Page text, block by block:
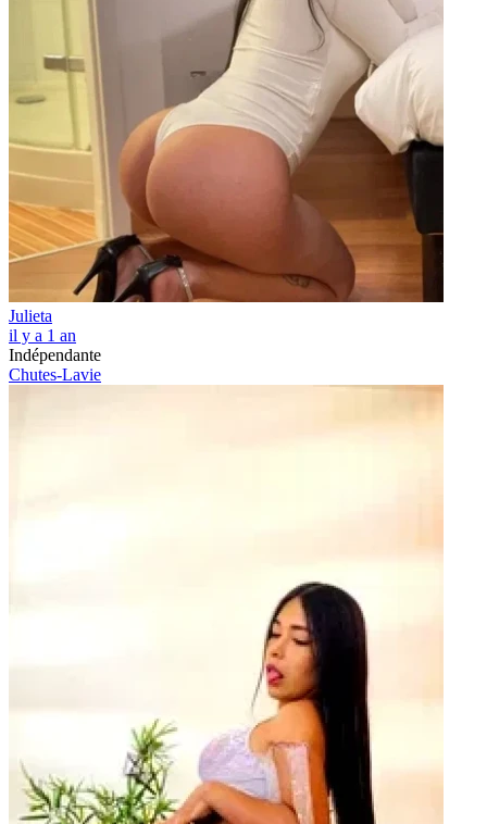
Julieta
il y a 1 an
Indépendante
Chutes-Lavie